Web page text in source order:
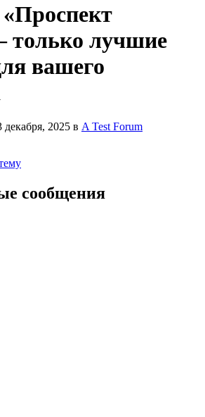
только лучшие
вашего
декабря, 2025 в A Test Forum
сообщения